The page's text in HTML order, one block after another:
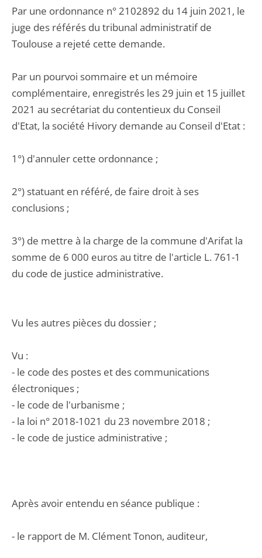
Par une ordonnance n° 2102892 du 14 juin 2021, le
juge des référés du tribunal administratif de
Toulouse a rejeté cette demande.
Par un pourvoi sommaire et un mémoire
complémentaire, enregistrés les 29 juin et 15 juillet
2021 au secrétariat du contentieux du Conseil
d'Etat, la société Hivory demande au Conseil d'Etat :
1°) d'annuler cette ordonnance ;
2°) statuant en référé, de faire droit à ses
conclusions ;
3°) de mettre à la charge de la commune d'Arifat la
somme de 6 000 euros au titre de l'article L. 761-1
du code de justice administrative.
Vu les autres pièces du dossier ;
Vu :
- le code des postes et des communications
électroniques ;
- le code de l'urbanisme ;
- la loi n° 2018-1021 du 23 novembre 2018 ;
- le code de justice administrative ;
Après avoir entendu en séance publique :
- le rapport de M. Clément Tonon, auditeur,